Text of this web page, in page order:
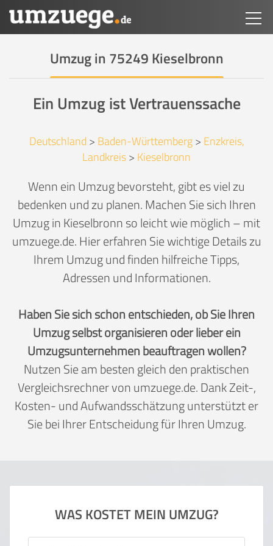
Umzug in 75249 Kieselbronn
Ein Umzug ist Vertrauenssache
Deutschland > Baden-Württemberg> Enzkreis,
Landkreis> Kieselbronn
Wenn ein Umzug bevorsteht, gibt es viel zu
bedenken und zu planen. Machen Sie sich Ihren
Umzug in Kieselbronn so leicht wie möglich – mit
umzuege.de. Hier erfahren Sie wichtige Details zu
Ihrem Umzug und finden hilfreiche Tipps,
Adressen und Informationen.
Haben Sie sich schon entschieden, ob Sie Ihren
Umzug selbst organisieren oder lieber ein
Umzugsunternehmen beauftragen wollen?
Nutzen Sie am besten gleich den praktischen
Vergleichsrechner von umzuege.de. Dank Zeit-,
Kosten- und Aufwandsschätzung unterstützt er
Sie bei Ihrer Entscheidung für Ihren Umzug.
WAS KOSTET MEIN UMZUG?